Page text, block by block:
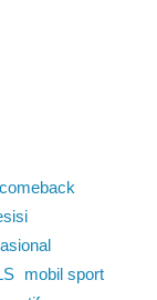
comeback
mobil sport